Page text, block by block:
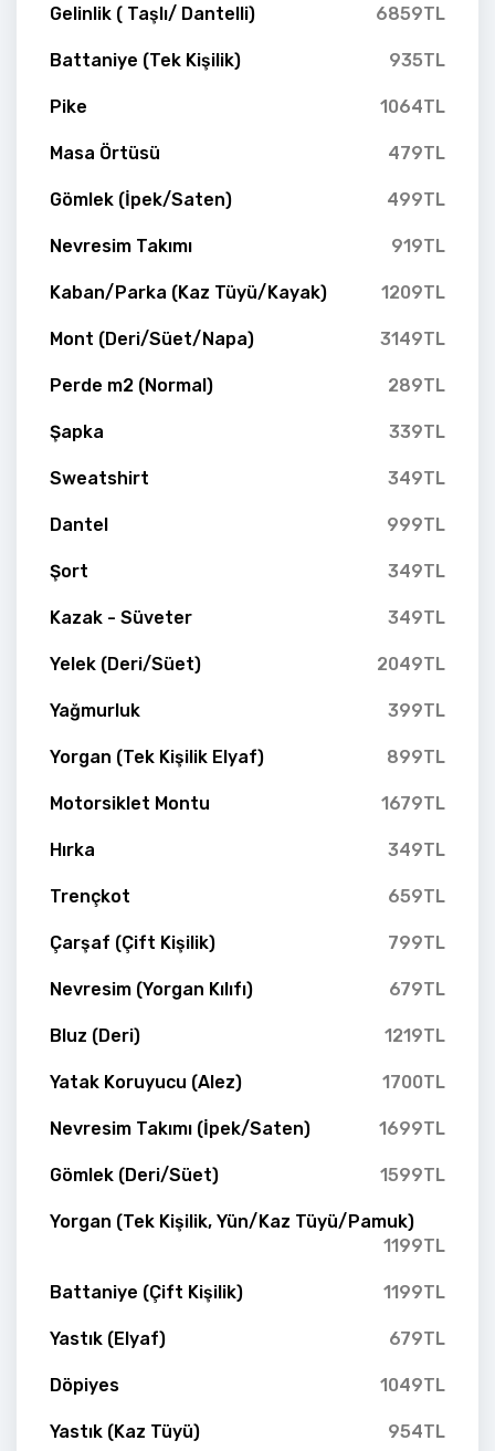
Gelinlik ( Taşlı/ Dantelli) 6859TL
Battaniye (Tek Kişilik) 935TL
Pike 1064TL
Masa Örtüsü 479TL
Gömlek (İpek/Saten) 499TL
Nevresim Takımı 919TL
Kaban/Parka (Kaz Tüyü/Kayak) 1209TL
Mont (Deri/Süet/Napa) 3149TL
Perde m2 (Normal) 289TL
Şapka 339TL
Sweatshirt 349TL
Dantel 999TL
Şort 349TL
Kazak - Süveter 349TL
Yelek (Deri/Süet) 2049TL
Yağmurluk 399TL
Yorgan (Tek Kişilik Elyaf) 899TL
Motorsiklet Montu 1679TL
Hırka 349TL
Trençkot 659TL
Çarşaf (Çift Kişilik) 799TL
Nevresim (Yorgan Kılıfı) 679TL
Bluz (Deri) 1219TL
Yatak Koruyucu (Alez) 1700TL
Nevresim Takımı (İpek/Saten) 1699TL
Gömlek (Deri/Süet) 1599TL
Yorgan (Tek Kişilik, Yün/Kaz Tüyü/Pamuk)
1199TL
Battaniye (Çift Kişilik) 1199TL
Yastık (Elyaf) 679TL
Döpiyes 1049TL
Yastık (Kaz Tüyü) 954TL